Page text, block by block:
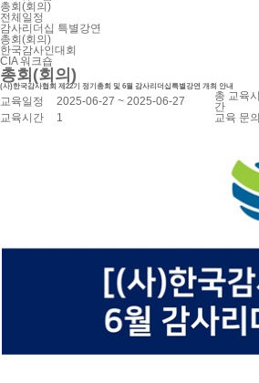
총회(회의)
전체일정
감사리더십 특별강연
총회(회의)
한국감사인대회
CIA 워크숍
총회(회의)
(사)한국감사협회 제22기 정기총회 및 6월 감사리더십특별강연 개최 안내
교육일정 2025-06-27 ~ 2025-06-27
총 교육시
간
교육시간
1 교육 문의